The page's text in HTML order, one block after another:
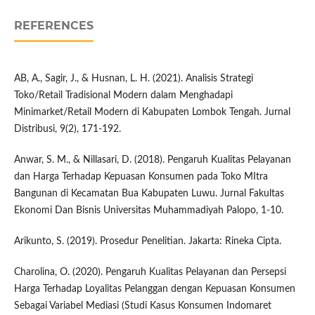
REFERENCES
AB, A., Sagir, J., & Husnan, L. H. (2021). Analisis Strategi
Toko/Retail Tradisional Modern dalam Menghadapi
Minimarket/Retail Modern di Kabupaten Lombok Tengah. Jurnal
Distribusi, 9(2), 171-192.
Anwar, S. M., & Nillasari, D. (2018). Pengaruh Kualitas Pelayanan
dan Harga Terhadap Kepuasan Konsumen pada Toko MItra
Bangunan di Kecamatan Bua Kabupaten Luwu. Jurnal Fakultas
Ekonomi Dan Bisnis Universitas Muhammadiyah Palopo, 1-10.
Arikunto, S. (2019). Prosedur Penelitian. Jakarta: Rineka Cipta.
Charolina, O. (2020). Pengaruh Kualitas Pelayanan dan Persepsi
Harga Terhadap Loyalitas Pelanggan dengan Kepuasan Konsumen
Sebagai Variabel Mediasi (Studi Kasus Konsumen Indomaret